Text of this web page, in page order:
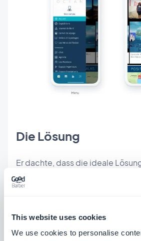
This website uses cookies
We use cookies to personalise
Die Lösung
Er dachte, dass die ideale
würde. Bevor er Thalas